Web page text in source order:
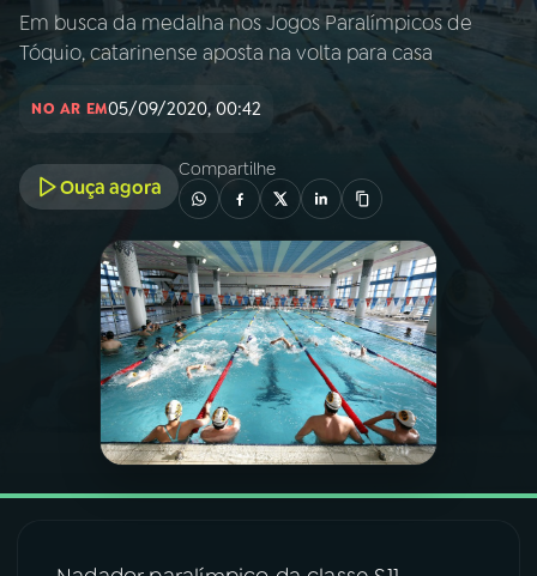
AO VIVO
INÍCIO
A RÁDIO
PROGRAMAÇÃO
PROGRAMAS
PODCASTS
06VIDEOCASTS
07
Em busca da medalha nos Jogos Paralímpicos de
Tóquio, catarinense aposta na volta para casa
NO AR EM05/09/2020, 00:42
Ouça agora
Compartilhe